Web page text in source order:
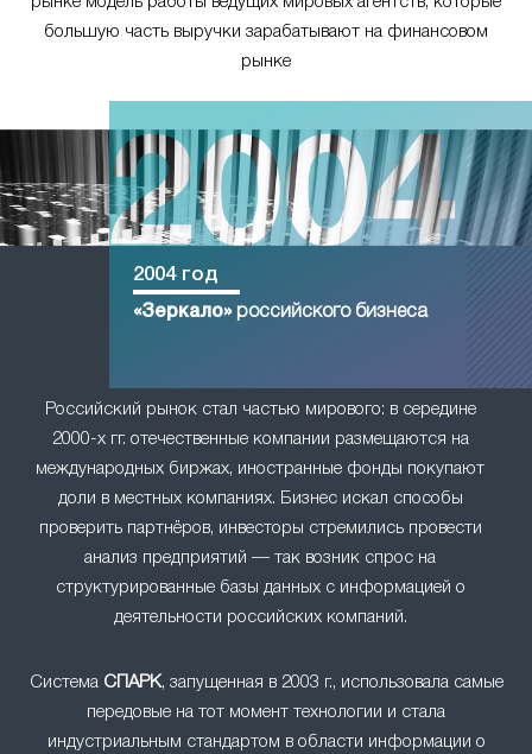
большую часть выручки зарабатывают на финансовом
рынке
Российский рынок стал частью мирового: в середине
2000-х гг. отечественные компании размещаются на
международных биржах, иностранные фонды покупают
доли в местных компаниях. Бизнес искал способы
проверить партнёров, инвесторы стремились провести
анализ предприятий — так возник спрос на
структурированные базы данных с информацией о
деятельности российских компаний.
2004 год
«Зеркало»российского бизнеса
Система СПАРК, запущенная в 2003 г., использовала самые
передовые на тот момент технологии и стала
индустриальным стандартом в области информации о